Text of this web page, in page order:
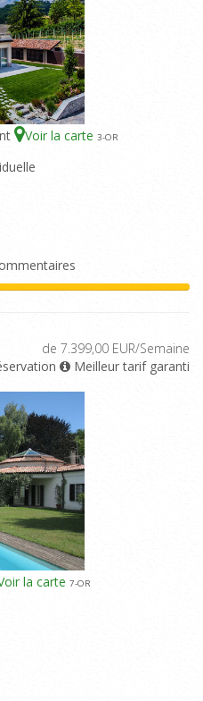
Voir la carte 3-OR
de 7.399,00 EUR/Semaine
Meilleur tarif garanti
la carte 7-OR